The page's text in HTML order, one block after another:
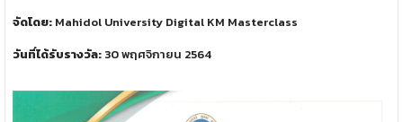
จัดโดย: Mahidol University Digital KM Masterclass
วันที่ได้รับรางวัล: 30 พฤศจิกายน 2564